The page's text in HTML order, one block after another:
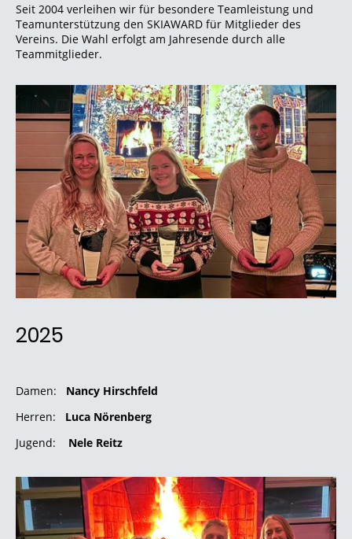
Seit 2004 verleihen wir für besondere Teamleistung und
Teamunterstützung den SKIAWARD für Mitglieder des
Vereins. Die Wahl erfolgt am Jahresende durch alle
Teammitglieder.
2025
Damen: Nancy Hirschfeld
Herren: Luca Nörenberg
Jugend: Nele Reitz